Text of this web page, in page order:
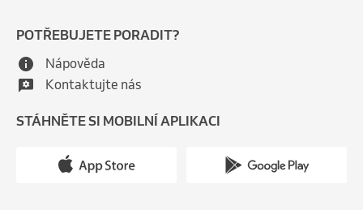
POTŘEBUJETE PORADIT?
Nápověda
Kontaktujte nás
STÁHNĚTE SI MOBILNÍ APLIKACI